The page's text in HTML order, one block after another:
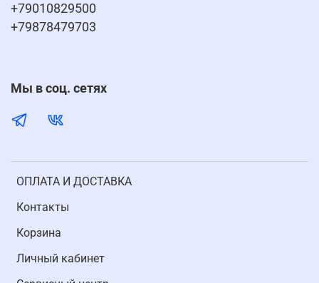
ОПЛАТА И ДОСТАВКА
Контакты
Корзина
Личный кабинет
+79010829500
+79878479703
Мы в соц. сетях